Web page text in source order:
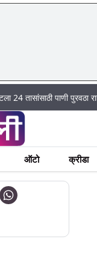
पाणी पुरवठा राहणार बंद;
ऑटो क्रीडा